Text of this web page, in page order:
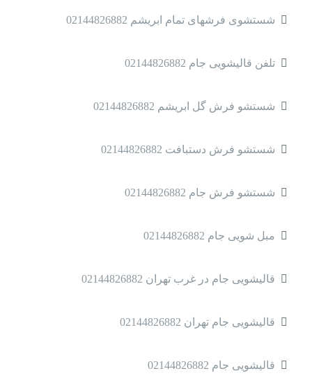
شستشوی فرشهای تمام ابریشم 02144826882
تلفن قالیشویی جام 02144826882
شستشو فرش گل ابریشم 02144826882
شستشو فرش دستبافت 02144826882
شستشو فرش جام 02144826882
مبل شویی جام 02144826882
قالیشویی جام در غرب تهران 02144826882
قالیشویی جام تهران 02144826882
قالیشویی جام 02144826882